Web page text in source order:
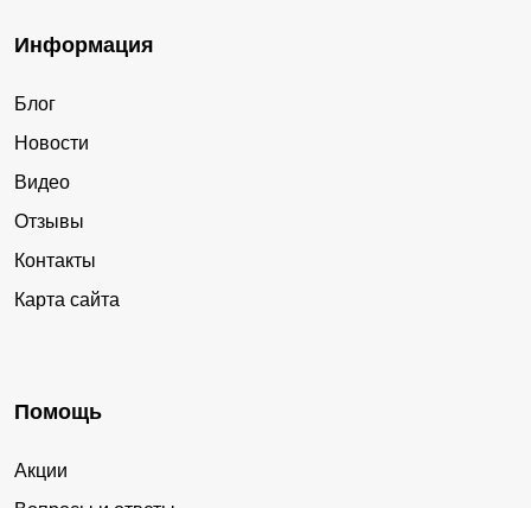
Информация
Блог
Новости
Видео
Отзывы
Контакты
Карта сайта
Помощь
Акции